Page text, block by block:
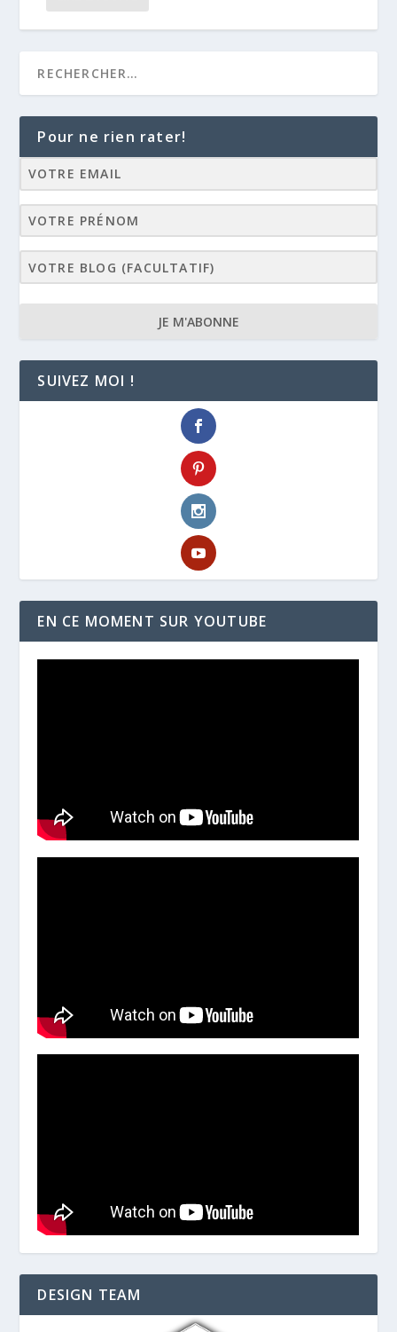
Pour ne rien rater!
JE M'ABONNE
SUIVEZ MOI !
EN CE MOMENT SUR YOUTUBE
DESIGN TEAM